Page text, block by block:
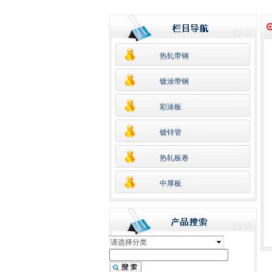
请选择分类
热轧带钢
镀涂带钢
彩涂板
镀锌管
热轧板卷
中厚板